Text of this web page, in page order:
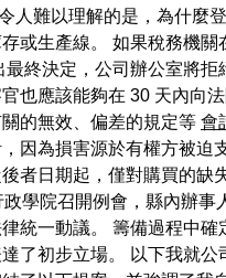
人難以理解的是，為什麼
或生產線。 如果稅務機
終決定，公司辦公室將
也應該能夠在 30 天內向
的無效、偏差的規定等 會
因為損害源於有權方被
者日期起，僅對購買的
學院召開例會，縣內辦
統一動議。 籌備過程中
了初步立場。 以下我就